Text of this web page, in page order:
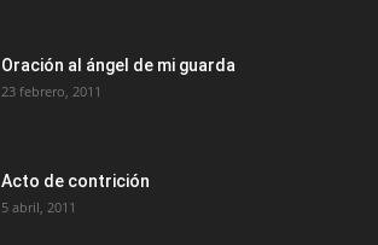
Oración al ángel de mi guarda
23 febrero, 2011
Acto de contrición
5 abril, 2011